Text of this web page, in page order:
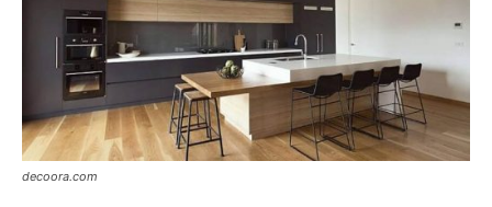
decoora.com